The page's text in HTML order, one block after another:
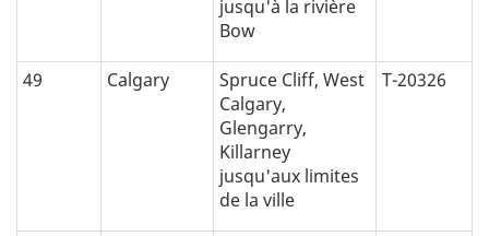
jusqu'à la rivière
Bow
49 Calgary
Spruce Cliff, West
Calgary,
Glengarry,
Killarney
jusqu'aux limites
de la ville
T-20326